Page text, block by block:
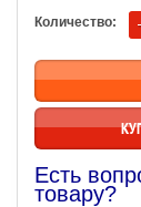
Количество:
Есть
товару?